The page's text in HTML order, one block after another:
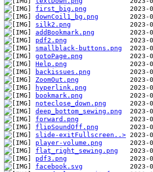
first_big.png
downCoil1_bg.png
silk2.png
addBookmark.png
pdf2.png
smallblack-buttons.png
gotoPage.png
Help.png
backissues.png
ZoomOut.png
hyperlink.png
bookmark.png
noteclose_down.png
deep_bottom_sewing.png
forward.png
flipSoundOff.png
slide-exitFullscreen..>
player-volume.png
flat_right_sewing.png
pdf3.png
facebook.svg